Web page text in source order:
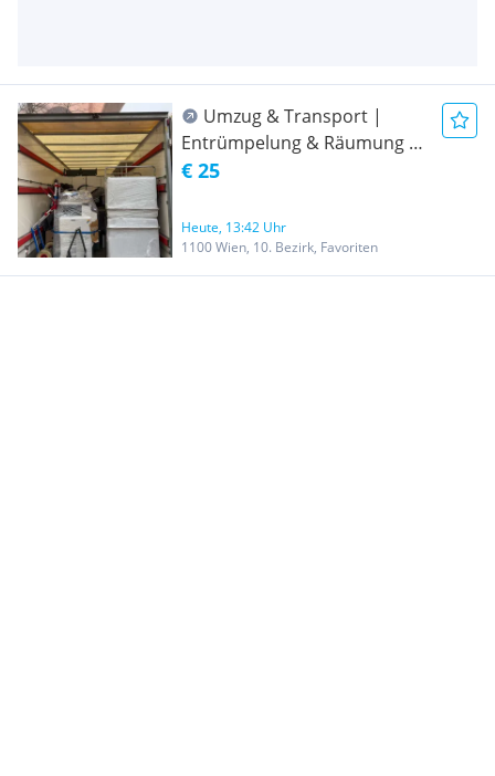
Umzug & Transport |
Entrümpelung & Räumung -
Fair & Professionell
€ 25
Heute, 13:42 Uhr
1100 Wien, 10. Bezirk, Favoriten